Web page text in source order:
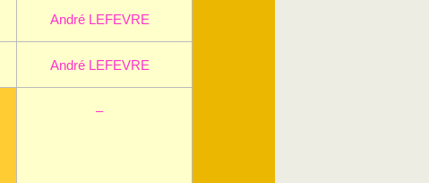
André LEFEVRE
André LEFEVRE
–